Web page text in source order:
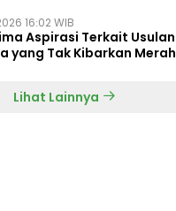
16:02 WIB
Aspirasi Terkait Usulan
yang Tak Kibarkan Merah
Lihat Lainnya